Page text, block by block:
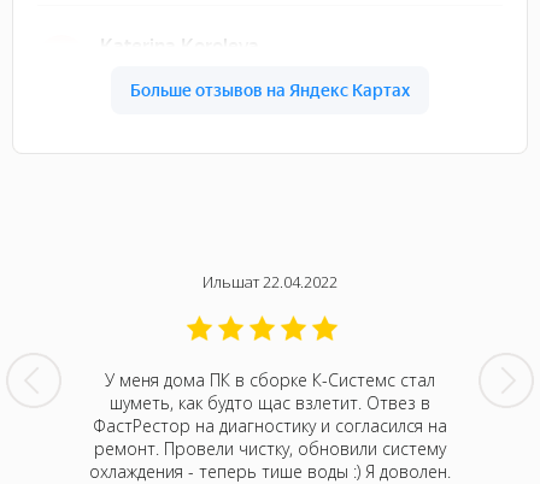
к
Ильшат 22.04.2022
У меня дома ПК в сборке К-Системс стал
шуметь, как будто щас взлетит. Отвез в
ФастРестор на диагностику и согласился на
ремонт. Провели чистку, обновили систему
охлаждения - теперь тише воды :) Я доволен.
Могу